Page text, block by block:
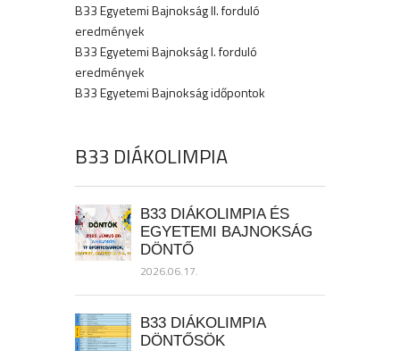
B33 Egyetemi Bajnokság II. forduló
eredmények
B33 Egyetemi Bajnokság I. forduló
eredmények
B33 Egyetemi Bajnokság időpontok
B33 DIÁKOLIMPIA
B33 DIÁKOLIMPIA ÉS
EGYETEMI BAJNOKSÁG
DÖNTŐ
2026.06.17.
B33 DIÁKOLIMPIA
DÖNTŐSÖK